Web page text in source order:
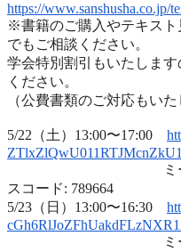
https://www.sanshusha.co.jp/
※書籍のご購入やテキスト
でもご相談ください。
学会特別割引もいたします
ください。
（公費書類のご
5/22（土）13:00〜17:00
ミーティング
スコード: 789664
5/23（日）13:00〜16:30
ミーティング